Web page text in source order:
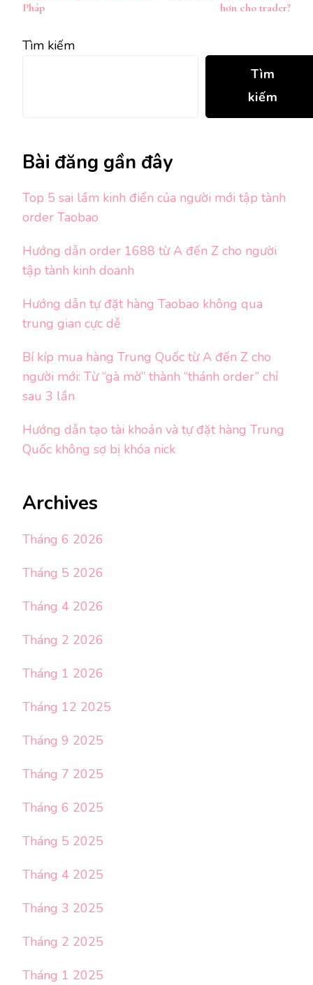
viết
Pháp
hơn cho trader?
Tìm kiếm
Tìm
kiếm
Bài đăng gần đây
Top 5 sai lầm kinh điển của người mới tập tành
order Taobao
Hướng dẫn order 1688 từ A đến Z cho người
tập tành kinh doanh
Hướng dẫn tự đặt hàng Taobao không qua
trung gian cực dễ
Bí kíp mua hàng Trung Quốc từ A đến Z cho
người mới: Từ “gà mờ” thành “thánh order” chỉ
sau 3 lần
Hướng dẫn tạo tài khoản và tự đặt hàng Trung
Quốc không sợ bị khóa nick
Archives
Tháng 6 2026
Tháng 5 2026
Tháng 4 2026
Tháng 2 2026
Tháng 1 2026
Tháng 12 2025
Tháng 9 2025
Tháng 7 2025
Tháng 6 2025
Tháng 5 2025
Tháng 4 2025
Tháng 3 2025
Tháng 2 2025
Tháng 1 2025